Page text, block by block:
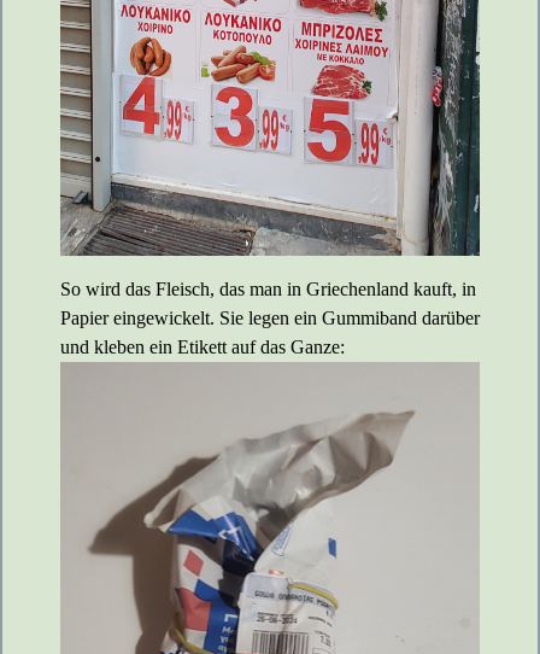
So wird das Fleisch, das man in Griechenland kauft, in
Papier eingewickelt. Sie legen ein Gummiband darüber
und kleben ein Etikett auf das Ganze: